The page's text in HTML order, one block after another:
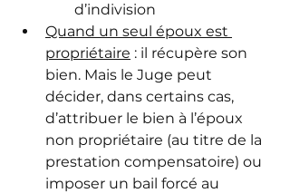
d’indivision
Quand un seul époux est
propriétaire : il récupère son
bien. Mais le Juge peut
décider, dans certains cas,
d’attribuer le bien à l’époux
non propriétaire (au titre de la
prestation compensatoire) ou
imposer un bail forcé au